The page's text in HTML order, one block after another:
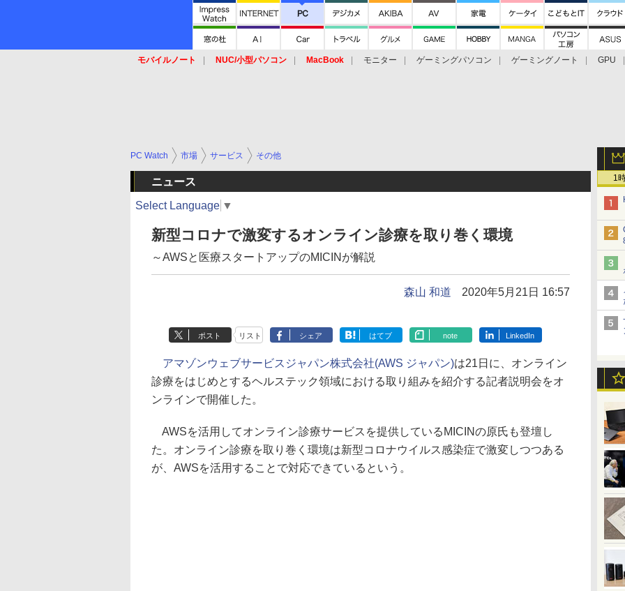
モバイルノート NUC/小型パソコン MacBook モニター ゲーミングパソコン ゲーミングノート
GPU
1
PC Watch 市場 サービス その他
ニュース
Select Language ▼
新型コロナで激変するオンライン診療を取り巻く環境
～AWSと医療スタートアップのMICINが解説
森山 和道 2020年5月21日 16:57
ポスト リスト シェア はてブ note LinkedIn
アマゾンウェブサービスジャパン株式会社(AWS ジャパン)は21日に、オンライン
診療をはじめとするヘルステック領域における取り組みを紹介する記者説明会をオ
ンラインで開催した。
AWSを活用してオンライン診療サービスを提供しているMICINの原氏も登壇し
た。オンライン診療を取り巻く環境は新型コロナウイルス感染症で激変しつつある
が、AWSを活用することで対応できているという。